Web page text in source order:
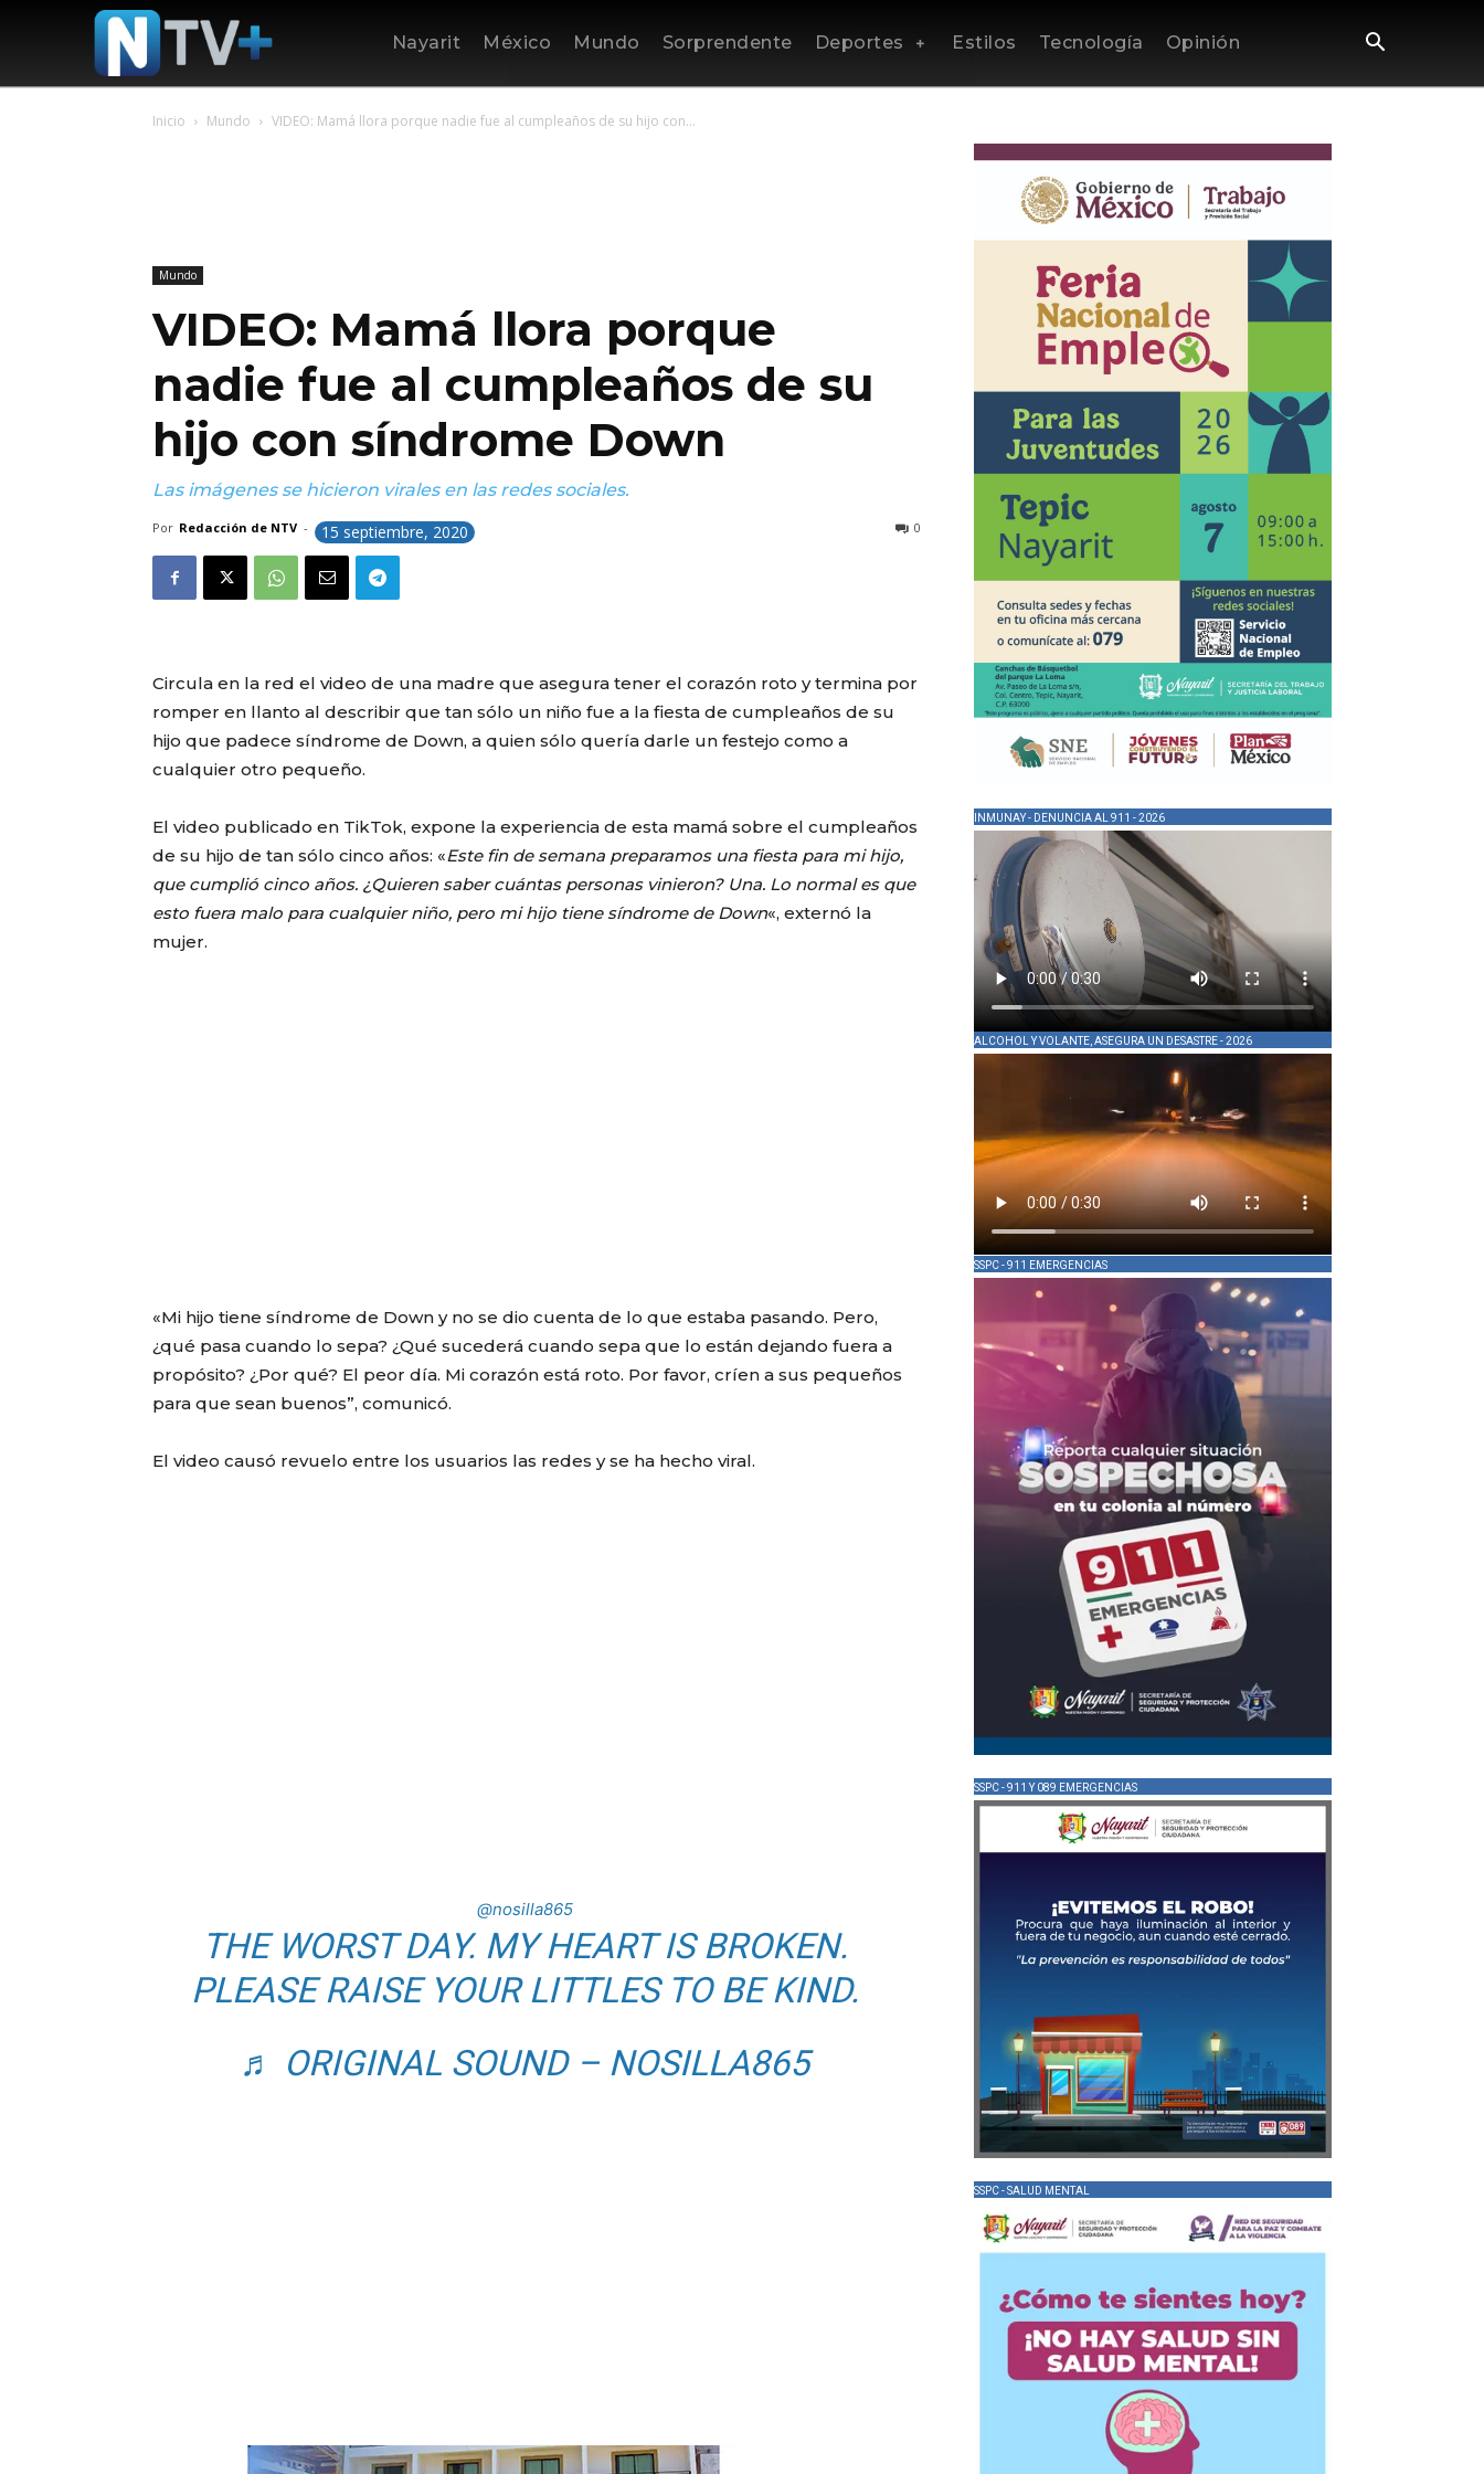
Nayarit México Mundo Sorprendente Deportes Estilos Tecnología Opinión
Inicio Mundo VIDEO: Mamá llora porque nadie fue al cumpleaños de su hijo con...
Mundo
VIDEO: Mamá llora porque
nadie fue al cumpleaños de su
hijo con síndrome Down
Las imágenes se hicieron virales en las redes sociales.
Por Redacción de NTV - 15 septiembre, 2020 0
Circula en la red el video de una madre que asegura tener el corazón roto y termina por
romper en llanto al describir que tan sólo un niño fue a la fiesta de cumpleaños de su
hijo que padece síndrome de Down, a quien sólo quería darle un festejo como a
cualquier otro pequeño.
El video publicado en TikTok, expone la experiencia de esta mamá sobre el cumpleaños
de su hijo de tan sólo cinco años: «Este fin de semana preparamos una fiesta para mi hijo,
que cumplió cinco años. ¿Quieren saber cuántas personas vinieron? Una. Lo normal es que
esto fuera malo para cualquier niño, pero mi hijo tiene síndrome de Down«, externó la
mujer.
«Mi hijo tiene síndrome de Down y no se dio cuenta de lo que estaba pasando. Pero,
¿qué pasa cuando lo sepa? ¿Qué sucederá cuando sepa que lo están dejando fuera a
propósito? ¿Por qué? El peor día. Mi corazón está roto. Por favor, críen a sus pequeños
para que sean buenos”, comunicó.
El video causó revuelo entre los usuarios las redes y se ha hecho viral.
@nosilla865
THE WORST DAY. MY HEART IS BROKEN.
PLEASE RAISE YOUR LITTLES TO BE KIND.
♬ ORIGINAL SOUND – NOSILLA865
INMUNAY - DENUNCIA AL 911 - 2026
ALCOHOL Y VOLANTE, ASEGURA UN DESASTRE - 2026
SSPC - 911 EMERGENCIAS
SSPC - 911 Y 089 EMERGENCIAS
SSPC - SALUD MENTAL